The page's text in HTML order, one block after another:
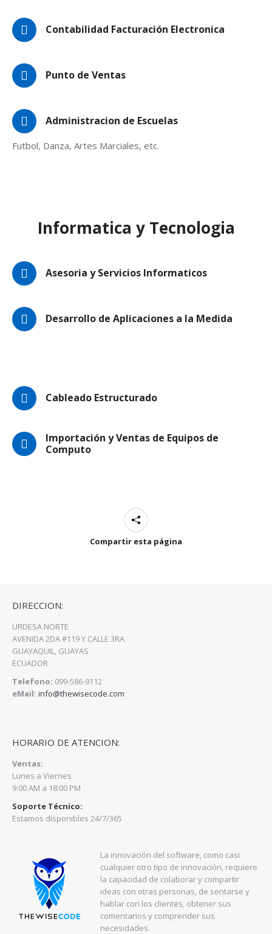
Contabilidad Facturación Electronica
Punto de Ventas
Administracion de Escuelas
Futbol, Danza, Artes Marciales, etc.
Informatica y Tecnologia
Asesoria y Servicios Informaticos
Desarrollo de Aplicaciones a la Medida
Cableado Estructurado
Importación y Ventas de Equipos de
Computo
Compartir esta página
DIRECCION:
URDESA NORTE
AVENIDA 2DA #119 Y CALLE 3RA
GUAYAQUIL, GUAYAS
ECUADOR
Telefono: 099-586-9112
eMail: info@thewisecode.com
HORARIO DE ATENCION:
Ventas:
Lunes a Viernes
9:00 AM a 18:00 PM
Soporte Técnico:
Estamos disponibles 24/7/365
La innovación del software, como casi
cualquier otro tipo de innovación, requiere
la capacidad de colaborar y compartir
ideas con otras personas, de sentarse y
hablar con los clientes, obtener sus
comentarios y comprender sus
necesidades.